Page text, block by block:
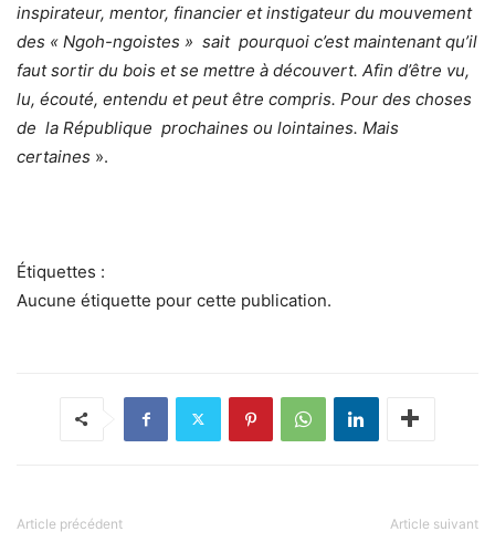
inspirateur, mentor, financier et instigateur du mouvement
des « Ngoh-ngoistes » sait pourquoi c’est maintenant qu’il
faut sortir du bois et se mettre à découvert. Afin d’être vu,
lu, écouté, entendu et peut être compris. Pour des choses
de la République prochaines ou lointaines. Mais
certaines ».
Étiquettes :
Aucune étiquette pour cette publication.
Article précédent Article suivant